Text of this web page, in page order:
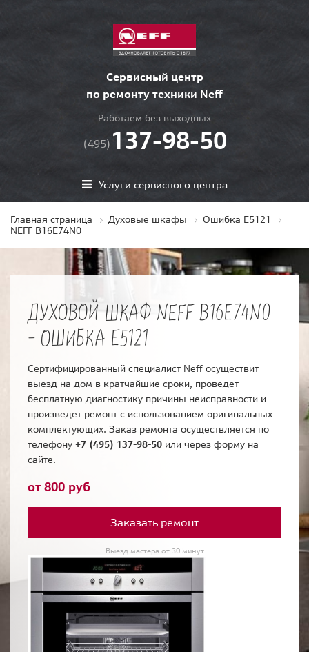
Сервисный центр
по ремонту техники Neff
Работаем без выходных
(495) 137-98-50
Услуги сервисного центра
Главная страница Духовые шкафы
Ошибка E5121
NEFF B16E74N0
ДУХОВОЙ ШКАФ NEFF B16E74N0
- ОШИБКА E5121
Сертифицированный специалист Neff осуществит
выезд на дом в кратчайшие сроки, проведет
бесплатную диагностику причины неисправности и
произведет ремонт с использованием оригинальных
комплектующих. Заказ ремонта осуществляется по
телефону +7 (495) 137-98-50 или через форму на
сайте.
от 800 руб
Заказать ремонт
Выезд мастера от 30 минут